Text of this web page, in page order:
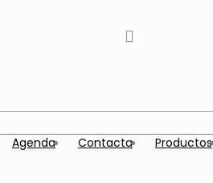
Youtube
Agenda Contacta Productos